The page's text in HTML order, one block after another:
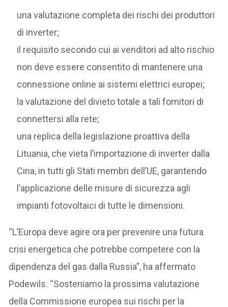
una valutazione completa dei rischi dei produttori
di inverter;
il requisito secondo cui ai venditori ad alto rischio
non deve essere consentito di mantenere una
connessione online ai sistemi elettrici europei;
la valutazione del divieto totale a tali fornitori di
connettersi alla rete;
una replica della legislazione proattiva della
Lituania, che vieta l’importazione di inverter dalla
Cina, in tutti gli Stati membri dell’UE, garantendo
l’applicazione delle misure di sicurezza agli
impianti fotovoltaici di tutte le dimensioni.
“L’Europa deve agire ora per prevenire una futura
crisi energetica che potrebbe competere con la
dipendenza del gas dalla Russia”, ha affermato
Podewils. “Sosteniamo la prossima valutazione
della Commissione europea sui rischi per la